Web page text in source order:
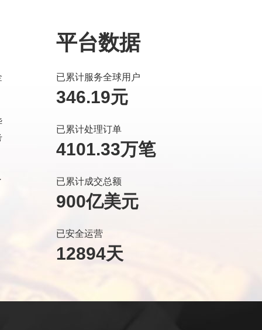
平台数据
已累计服务全球用户
346.19元
已累计处理订单
4101.33万笔
已累计成交总额
900亿美元
已安全运营
12894天